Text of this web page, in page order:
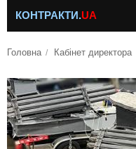
КОНТРАКТИ.UA
Головна Кабінет директора